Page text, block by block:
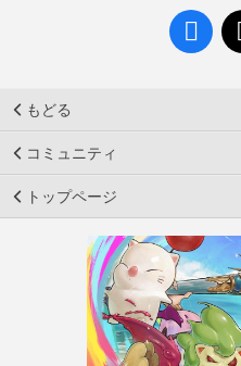
もどる
コミュニティ
トップページ